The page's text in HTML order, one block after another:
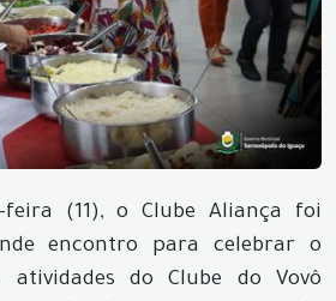
(11), o Clube Aliança foi
encontro para celebrar o
atividades do Clube do Vovô